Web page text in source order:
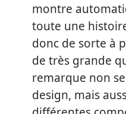
montre
toute une
donc de sorte à
de très grande
remarque non
design, mais